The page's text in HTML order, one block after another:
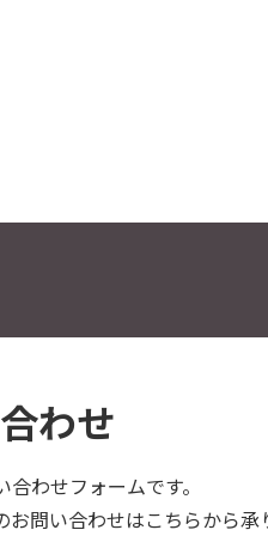
わせ
合わせフォームです。
問い合わせはこちらから承